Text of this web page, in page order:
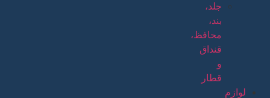
جلد،
بند،
محافظ،
قنداق
و
قطار
لوازم